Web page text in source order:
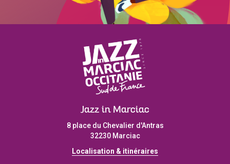
Jazz in Marciac
8 place du Chevalier d'Antras
32230 Marciac
Localisation & itinéraires